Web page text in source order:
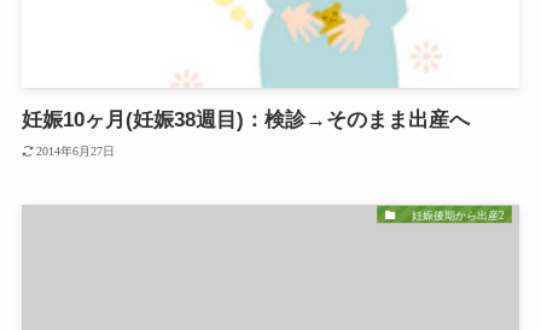
妊娠10ヶ月(妊娠38週目)：検診→そのまま出産へ
2014年6月27日
妊娠後期から出産2